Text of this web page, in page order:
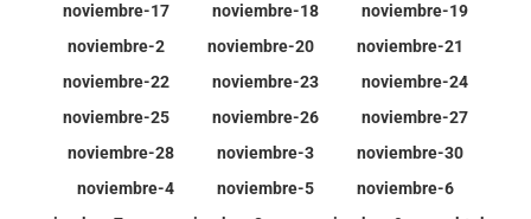
noviembre-17
noviembre-18
noviembre-19
noviembre-2
noviembre-20
noviembre-21
noviembre-22
noviembre-23
noviembre-24
noviembre-25
noviembre-26
noviembre-27
noviembre-28
noviembre-3
noviembre-30
noviembre-4
noviembre-5
noviembre-6